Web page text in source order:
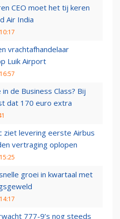
CEO moet het tij keren
Air India
vrachtafhandelaar
Luik Airport
de Business Class? Bij
dat 170 euro extra
ziet levering eerste Airbus
vertraging oplopen
groei in kwartaal met
777-9’s nog steeds